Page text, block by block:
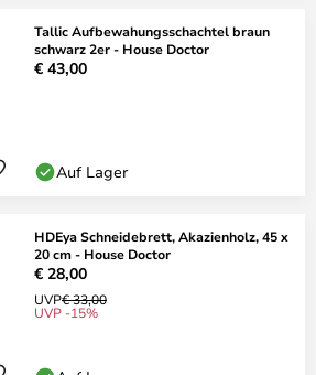
Tallic Aufbewahungsschachtel braun
schwarz 2er - House Doctor
€ 43,00
Auf Lager
HDEya Schneidebrett, Akazienholz, 45 x
20 cm - House Doctor
€ 28,00
UVP€ 33,00
UVP -15%